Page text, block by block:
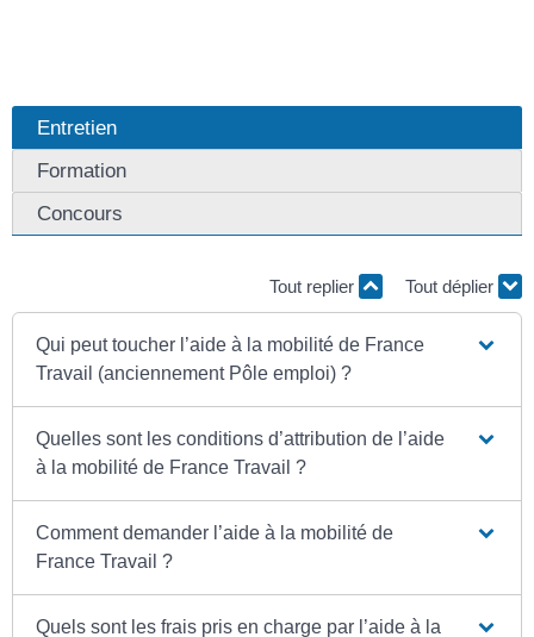
Entretien
Formation
Concours
Tout replier Tout déplier
Qui peut toucher l’aide à la mobilité de France
Travail (anciennement Pôle emploi) ?
Quelles sont les conditions d’attribution de l’aide
à la mobilité de France Travail ?
Comment demander l’aide à la mobilité de
France Travail ?
Quels sont les frais pris en charge par l’aide à la